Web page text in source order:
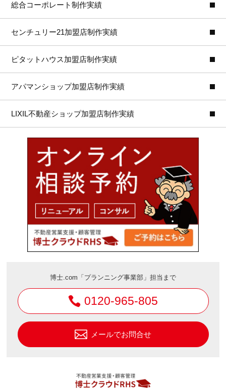
総合コーポレート制作実績
センチュリー21加盟店制作実績
ピタットハウス加盟店制作実績
アパマンショップ加盟店制作実績
LIXIL不動産ショップ加盟店制作実績
博士.com「プランニング事業部」担当まで
0120-965-805
メールでお問合せ